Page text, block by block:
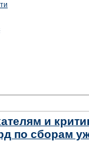
и
по сборам